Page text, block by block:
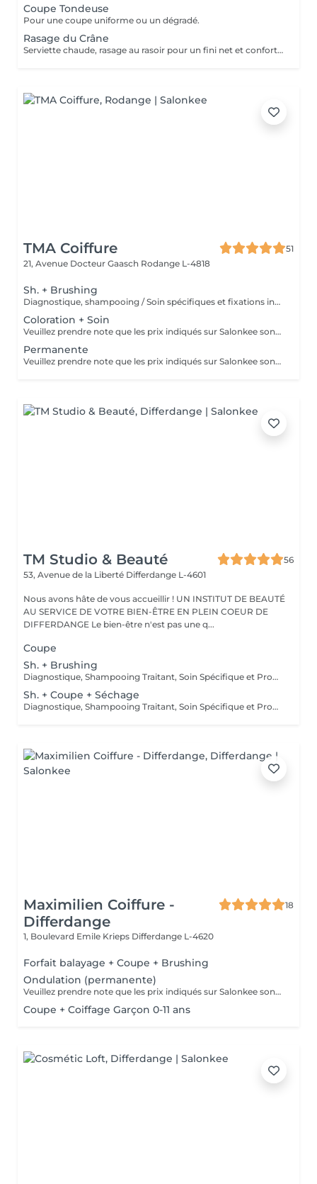
Coupe Tondeuse
Pour une coupe uniforme ou un dégradé.
Rasage du Crâne
Serviette chaude, rasage au rasoir pour un fini net et confortable.
TMA Coiffure
51
21, Avenue Docteur Gaasch Rodange L-4818
Sh. + Brushing
Diagnostique, shampooing / Soin spécifiques et fixations inclus
Coloration + Soin
Veuillez prendre note que les prix indiqués sur Salonkee sont communiqués à titre informatif et s'entendent de base. Ces derniers sont susceptibles de varier selon le diagnostic réalisé à votre arrivée au salon et l'expertise du professionnel à qui vous confiez votre beauté. Dans tous les cas, un devis précis vous sera proposé et toutes réalisations de prestations seront effectuées avec votre accord. Un grand merci d'avance pour votre compréhension. Au plaisir de vous revoir très vite.
Permanente
Veuillez prendre note que les prix indiqués sur Salonkee sont communiqués à titre informatif et s'entendent de base. Ces derniers sont susceptibles de varier selon le diagnostic réalisé à votre arrivée au salon et l'expertise du professionnel à qui vous confiez votre beauté. Dans tous les cas, un devis précis vous sera proposé et toutes réalisations de prestations seront effectuées avec votre accord. Un grand merci d'avance pour votre compréhension. Au plaisir de vous revoir très vite.
TM Studio & Beauté
56
53, Avenue de la Liberté Differdange L-4601
Nous avons hâte de vous accueillir ! UN INSTITUT DE BEAUTÉ
AU SERVICE DE VOTRE BIEN-ÊTRE EN PLEIN COEUR DE
DIFFERDANGE Le bien-être n'est pas une q...
Coupe
Sh. + Brushing
Diagnostique, Shampooing Traitant, Soin Spécifique et Produits Coiffants inclus
Sh. + Coupe + Séchage
Diagnostique, Shampooing Traitant, Soin Spécifique et Produits Coiffants inclus
Maximilien Coiffure -
Differdange
18
1, Boulevard Emile Krieps Differdange L-4620
Forfait balayage + Coupe + Brushing
Ondulation (permanente)
Veuillez prendre note que les prix indiqués sur Salonkee sont communiqués à titre informatif et s'entendent de base. Ces derniers sont susceptibles de varier selon le diagnostic réalisé à votre arrivée au salon et l'expertise du professionnel à qui vous confiez votre beauté. Dans tous les cas, un devis précis vous sera proposé et toutes réalisations de prestations seront effectuées avec votre accord. Un grand merci d'avance pour votre compréhension. Au plaisir de vous recevoir très vite.
Coupe + Coiffage Garçon 0-11 ans